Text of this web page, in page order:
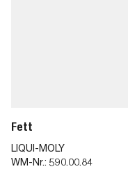
Fett
LIQUI-MOLY
WM-Nr.: 590.00.84